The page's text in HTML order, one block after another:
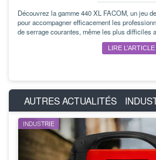
Découvrez la gamme 440 XL FACOM, un jeu
pour accompagner efficacement les
de serrage courantes, même les plus difficiles
LIRE L’ARTICLE
AUTRES ACTUALITÉS
INDUSTRIE